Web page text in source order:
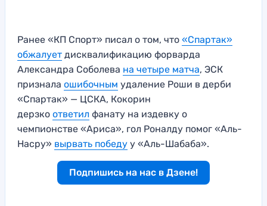
Ранее «КП Спорт» писал о том, что «Спартак»
обжалует дисквалификацию форварда
Александра Соболева на четыре матча, ЭСК
признала ошибочным удаление Роши в дерби
«Спартак» — ЦСКА, Кокорин
дерзко ответил фанату на издевку о
чемпионстве «Ариса», гол Роналду помог «Аль-
Насру» вырвать победу у «Аль-Шабаба».
Подпишись на нас в Дзене!